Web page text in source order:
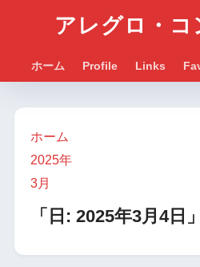
アレグロ・コ
ホーム Profile Links
ホーム
2025年
3月
「日: 2025年3月4日